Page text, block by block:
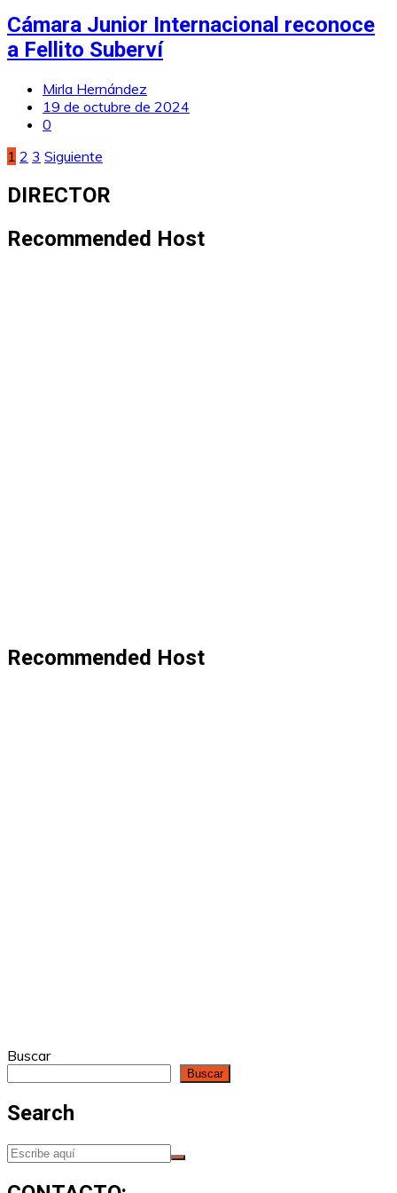
Cámara Junior Internacional reconoce
a Fellito Suberví
Mirla Hernández
19 de octubre de 2024
0
Paginación
de
entradas
1 2 3 Siguiente
DIRECTOR
Recommended Host
Recommended Host
Buscar
Buscar
Search